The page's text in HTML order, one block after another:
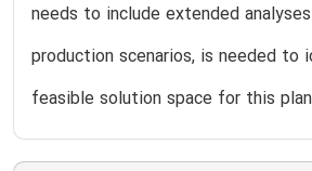
needs to include extended
production scenarios, is needed to
feasible solution space for this